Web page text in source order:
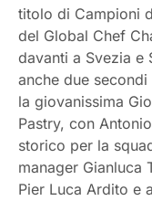
titolo di Campioni
del Global Chef
davanti a Svezia e
anche due
la giovanissima
Pastry, con
storico per la
manager Gianluca
Pier Luca Ardito e